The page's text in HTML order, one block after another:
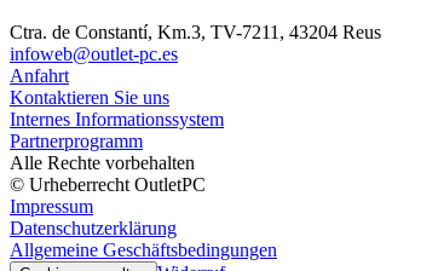
Ctra. de Constantí, Km.3, TV-7211, 43204 Reus
infoweb@outlet-pc.es
Anfahrt
Kontaktieren Sie uns
Internes Informationssystem
Partnerprogramm
Alle Rechte vorbehalten
© Urheberrecht OutletPC
Impressum
Datenschutzerklärung
Allgemeine Geschäftsbedingungen